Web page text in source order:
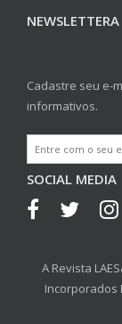
NEWSLETTERA
Cadastre seu e-
informativos.
SOCIAL MEDIA
A Revista
Incorporados